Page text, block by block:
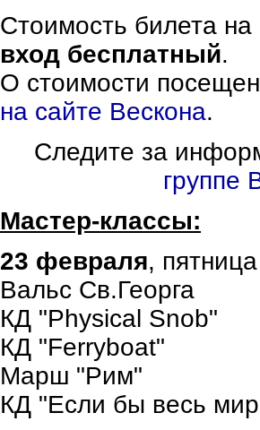
Стоимость билета
вход бесплатный.
О стоимости
на сайте Вескона.
Следите за
группе
Мастер-классы:
23 февраля,
Вальс Св.Георга
КД "Physical Snob"
КД "Ferryboat"
Марш "Рим"
КД "Если бы весь